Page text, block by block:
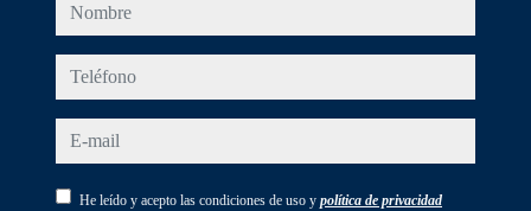
nombre
teléfono
e-mail
He leído y acepto las condiciones de uso y política de privacidad